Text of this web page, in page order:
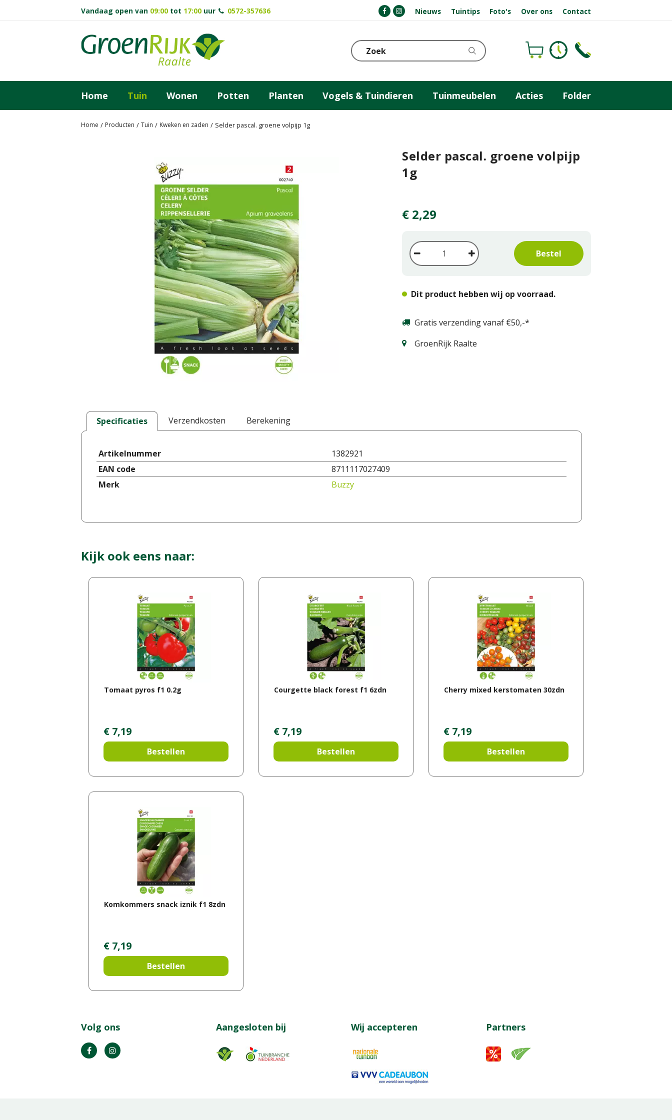
Home Producten Tuin Kweken en zaden Selder pascal. groene volpijp 1g
Vandaag open van 09:00 tot 17:00 uur 0572-357636 Nieuws Tuintips Foto's Over ons Contact
Home Tuin Wonen Potten Planten Vogels & Tuindieren Tuinmeubelen Acties Folder
Selder pascal. groene volpijp
1g
€ 2,29
Dit product hebben wij op voorraad.
Gratis verzending vanaf €50,-*
GroenRijk Raalte
Specificaties Verzendkosten Berekening
Artikelnummer
1382921
EAN code
8711117027409
Merk
Buzzy
Kijk ook eens naar:
Tomaat pyros f1 0.2g
€ 7,19
Bestellen
Courgette black forest f1 6zdn
€ 7,19
Bestellen
Cherry mixed kerstomaten 30zdn
€ 7,19
Bestellen
Komkommers snack iznik f1 8zdn
€ 7,19
Bestellen
Volg ons Aangesloten bij Wij accepteren Partners